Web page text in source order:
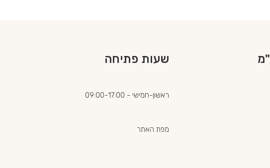
שעות פתיחה
ראשון-חמישי - 09:00-17:00
מפת האתר